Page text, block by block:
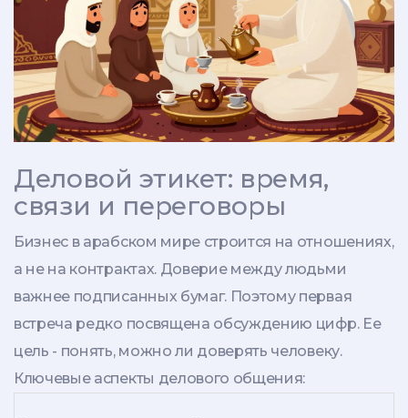
Деловой этикет: время,
связи и переговоры
Бизнес в арабском мире строится на отношениях,
а не на контрактах. Доверие между людьми
важнее подписанных бумаг. Поэтому первая
встреча редко посвящена обсуждению цифр. Ее
цель - понять, можно ли доверять человеку.
Ключевые аспекты делового общения: